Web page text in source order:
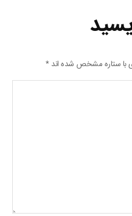
با ستاره مشخص شده اند*